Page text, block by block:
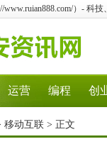
www.ruian888.com/）- 科
运营 编程 创
移动互联 > 正文